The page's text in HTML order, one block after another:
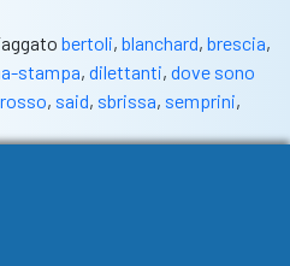
bertoli, blanchard, brescia,
stampa, dilettanti, dove sono
rosso, said, sbrissa, semprini,